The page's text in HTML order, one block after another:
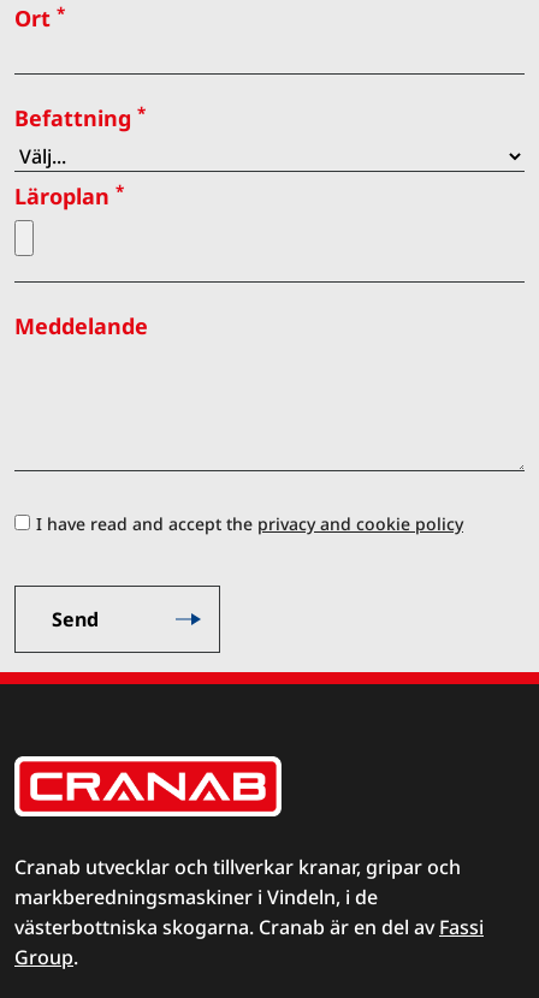
Ort *
Befattning *
Läroplan *
Meddelande
I have read and accept the privacy and cookie policy
Cranab utvecklar och tillverkar kranar, gripar och
markberedningsmaskiner i Vindeln, i de
västerbottniska skogarna. Cranab är en del avFassi
Group.